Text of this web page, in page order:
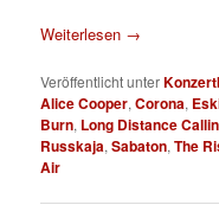
Weiterlesen →
Veröffentlicht unter
Alice Cooper,Corona,
Burn, Long Distance
Russkaja,Sabaton,The
Air